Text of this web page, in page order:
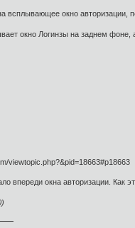
всплывающее окно авторизации,
окно Логинзы на заднем фоне,
viewtopic.php?&pid=18663#p18663
впереди окна авторизации. Как